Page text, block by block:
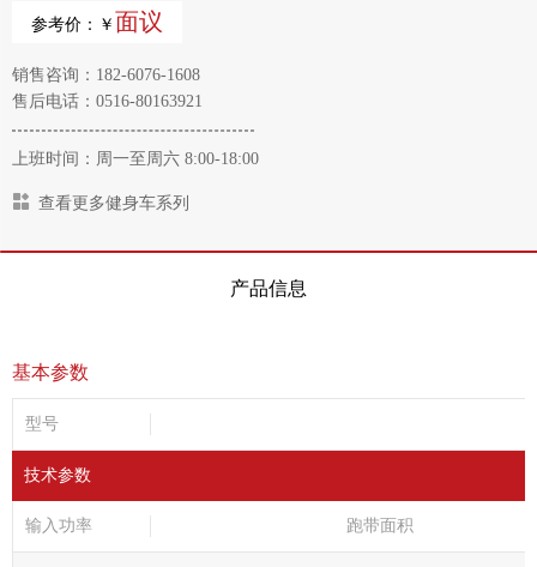
参考价：￥ 面议
销售咨询：182-6076-1608
售后电话：0516-80163921
上班时间：周一至周六 8:00-18:00
查看更多健身车系列
产品信息
基本参数
型号
技术参数
输入功率 跑带面积